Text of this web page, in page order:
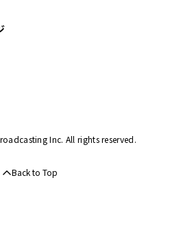
Inc. All rights reserved.
Back to Top